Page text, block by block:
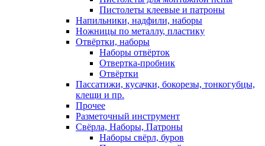
Пистолеты клеевые и патроны
Напильники, надфили, наборы
Ножницы по металлу, пластику
Отвёртки, наборы
Наборы отвёрток
Отвертка-пробник
Отвёртки
Пассатижи, кусачки, бокорезы, тонкогубцы,
клещи и пр.
Прочее
Разметочный инструмент
Свёрла, Наборы, Патроны
Наборы свёрл, буров